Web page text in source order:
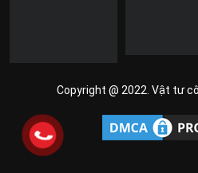
Copyright @ 2022. Vật tư